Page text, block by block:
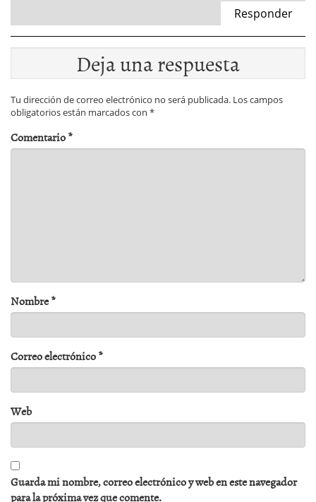
Responder
Deja una respuesta
Tu dirección de correo electrónico no será publicada. Los campos
obligatorios están marcados con *
Comentario*
Nombre*
Correo electrónico*
Web
Guarda mi nombre, correo electrónico y web en este navegador
para la próxima vez que comente.